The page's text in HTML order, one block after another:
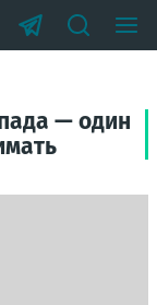
— один